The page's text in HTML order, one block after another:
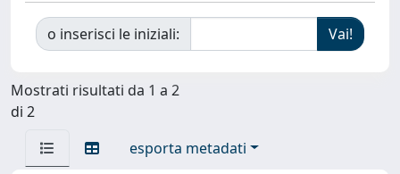
o inserisci le iniziali:
Mostrati risultati da 1 a 2
di 2
esporta metadati